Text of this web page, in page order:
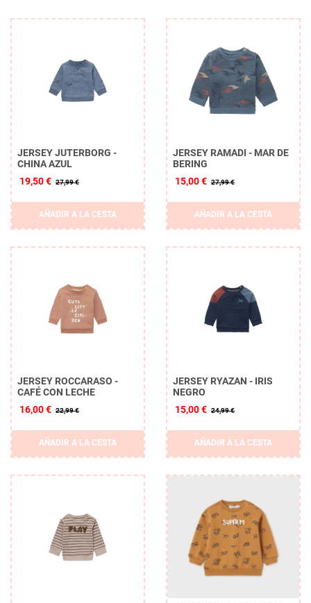
JERSEY JUTERBORG -
CHINA AZUL
19,50 € 27,99 €
AÑADIR A LA CESTA
JERSEY RAMADI - MAR DE
BERING
15,00 € 27,99 €
AÑADIR A LA CESTA
JERSEY ROCCARASO -
CAFÉ CON LECHE
16,00 € 22,99 €
AÑADIR A LA CESTA
JERSEY RYAZAN - IRIS
NEGRO
15,00 € 24,99 €
AÑADIR A LA CESTA